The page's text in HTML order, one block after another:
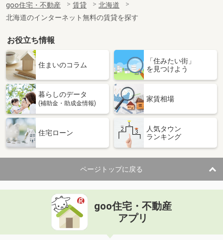
専有面積
44.01m²
間取り
1LDK
北海道函館市亀田町
価 格
6.20万円
北海道函館市亀田町
専有面積 23.18m²
間取り
北海道函館市五稜郭町
住 所
北海道函館市五稜郭町
専有面積 23.18m²
間取り
1K
北海道札幌市東区北五十条東６丁目
価 格
住 所
北海道札幌市東区北五十条東６丁目
専有面積 23.18m²
goo住宅・不動産 賃貸
北海道
北海道のインターネット無料の賃貸を探す
お役立ち情報
住まいのコラム
「住みたい街」
を見つけよう
暮らしのデータ
(補助金・助成金情報)
家賃相場
住宅ローン
人気タウン
ランキング
ページトップに戻る
goo住宅・不動産
アプリ